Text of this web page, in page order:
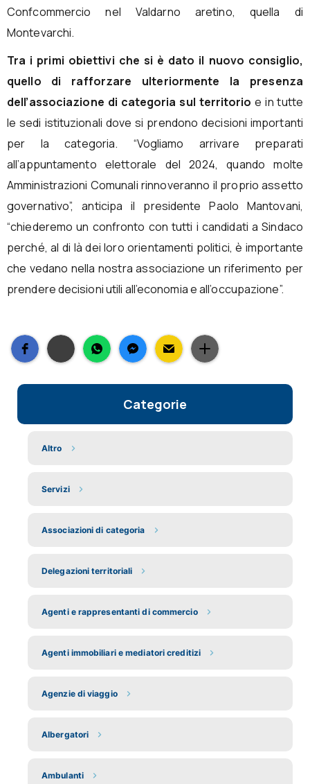
Confcommercio nel Valdarno aretino, quella di
Montevarchi.
Tra i primi obiettivi che si è dato il nuovo consiglio,
quello di rafforzare ulteriormente la presenza
dell’associazione di categoria sul territorio e in tutte
le sedi istituzionali dove si prendono decisioni importanti
per la categoria. “Vogliamo arrivare preparati
all’appuntamento elettorale del 2024, quando molte
Amministrazioni Comunali rinnoveranno il proprio assetto
governativo”, anticipa il presidente Paolo Mantovani,
“chiederemo un confronto con tutti i candidati a Sindaco
perché, al di là dei loro orientamenti politici, è importante
che vedano nella nostra associazione un riferimento per
prendere decisioni utili all’economia e all’occupazione”.
Categorie
Altro
Servizi
Associazioni di categoria
Delegazioni territoriali
Agenti e rappresentanti di commercio
Agenti immobiliari e mediatori creditizi
Agenzie di viaggio
Albergatori
Ambulanti